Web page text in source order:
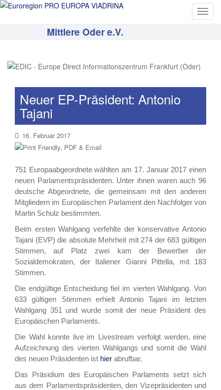
T
g
o
n
Mittlere Oder e.V.
Neuer EP-Präsident: Antonio
Tajani
16. Februar 2017
751 Europaabgeordnete wählten am 17. Januar 2017 einen
neuen Parlamentspräsidenten. Unter ihnen waren auch 96
deutsche Abgeordnete, die gemeinsam mit den anderen
Mitgliedern im Europäischen Parlament den Nachfolger von
Martin Schulz bestimmten.
Beim ersten Wahlgang verfehlte der konservative Antonio
Tajani (EVP) die absolute Mehrheit mit 274 der 683 gültigen
Stimmen, auf Platz zwei kam der Bewerber der
Sozialdemokraten, der Italiener Gianni Pittella, mit 183
Stimmen.
Die endgültige Entscheidung fiel im vierten Wahlgang. Von
633 gültigen Stimmen erhielt Antonio Tajani im letzten
Wahlgang 351 und wurde somit der neue Präsident des
Europäischen Parlaments.
Die Wahl konnte live im Livestream verfolgt werden, eine
Aufzeichnung des vierten Wahlgangs und somit die Wahl
des neuen Präsidenten ist hier abrufbar.
Das Präsidium des Europäischen Parlaments setzt sich
aus dem Parlamentspräsidenten, den Vizepräsidenten und